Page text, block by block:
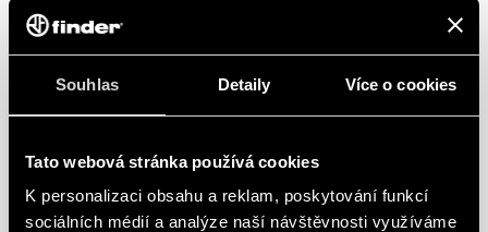
Souhlas Detaily Více o cookies
Tato webová stránka používá cookies
K personalizaci obsahu a reklam, poskytování funkcí
sociálních médií a analýze naší návštěvnosti využíváme